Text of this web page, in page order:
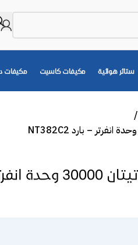
ستائر هوائية مكيفات كاسيت مكيفات
مكيف سبلت ال جي تيتان